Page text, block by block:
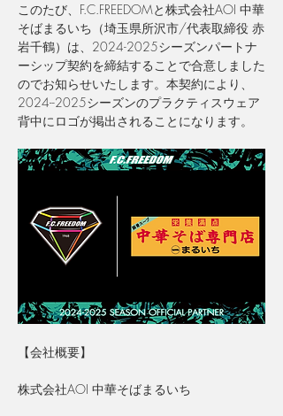
このたび、F.C.FREEDOMと株式会社AOI 中華
そばまるいち （埼玉県所沢市/代表取締役 赤
岩千鶴）は、2024-2025シーズンパートナ
ーシップ契約を締結することで合意しました
のでお知らせいたします。本契約により、
2024--2025シーズンのプラクティスウェア
背中にロゴが掲出されることになります。
【会社概要】
株式会社AOI 中華そばまるいち